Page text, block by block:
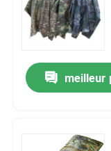
Sac à dos
Bottes
Gilet tactique
meilleur